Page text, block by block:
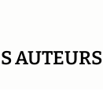
AUTEURS